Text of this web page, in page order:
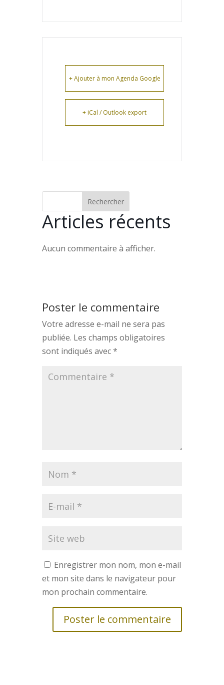
+ Ajouter à mon Agenda Google
+ iCal / Outlook export
Rechercher
Articles récents
Aucun commentaire à afficher.
Poster le commentaire
Votre adresse e-mail ne sera pas
publiée. Les champs obligatoires
sont indiqués avec*
Enregistrer mon nom, mon e-mail
et mon site dans le navigateur pour
mon prochain commentaire.